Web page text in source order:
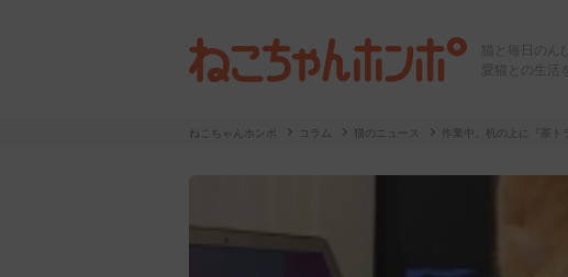
猫と毎日のん
愛猫との生活
ねこちゃんホンポ コラム 猫のニュース 作業中、机の上に『茶ト